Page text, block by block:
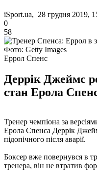
iSport.ua, 28 грудня 2019,
0
58
Фото: Getty Images
Еррол Спенс
Деррік Джеймс
стан Ерола
Тренер чемпіона за
Ерола Спенса Деррік
підопічного після аварії.
Боксер вже повернувся в
тренера, він не втратив